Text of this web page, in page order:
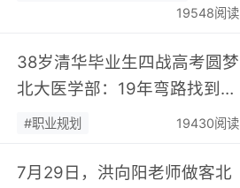
19548阅读
38岁清华毕业生四战高考圆梦
北大医学部：19年弯路找到终
身热爱，可幸又可惜！…
#职业规划 19430阅读
7月29日，洪向阳老师做客北